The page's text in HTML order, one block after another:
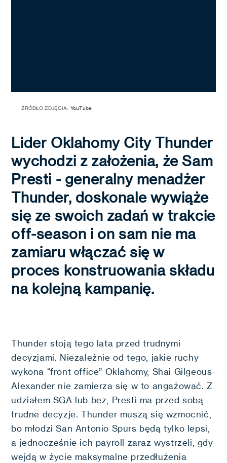
ŹRÓDŁO ZDJĘCIA: YouTube
Lider Oklahomy City Thunder
wychodzi z założenia, że Sam
Presti - generalny menadżer
Thunder, doskonale wywiąże
się ze swoich zadań w trakcie
off-season i on sam nie ma
zamiaru włączać się w
proces konstruowania składu
na kolejną kampanię.
Thunder stoją tego lata przed trudnymi
decyzjami. Niezależnie od tego, jakie ruchy
wykona “front office” Oklahomy, Shai Gilgeous-
Alexander nie zamierza się w to angażować. Z
udziałem SGA lub bez, Presti ma przed sobą
trudne decyzje. Thunder muszą się wzmocnić,
bo młodzi San Antonio Spurs będą tylko lepsi,
a jednocześnie ich payroll zaraz wystrzeli, gdy
wejdą w życie maksymalne przedłużenia